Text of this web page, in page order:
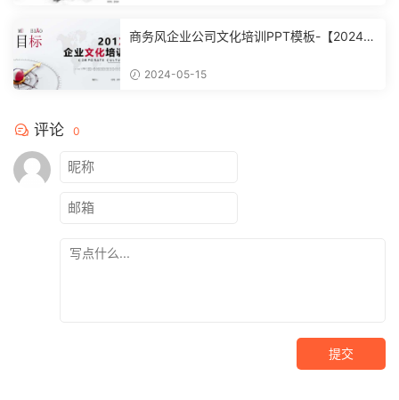
商务风企业公司文化培训PPT模板-【20240
2024-05-15
评论 0
提交